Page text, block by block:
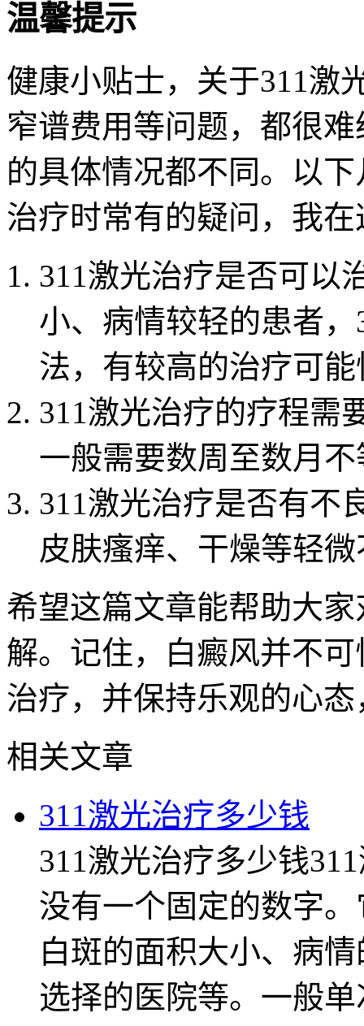
温馨提示
健康小贴士，关于311激
窄谱费用等问题，都很
的具体情况都不同。以
治疗时常有的疑问，我
311激光治疗是否可以
小、病情较轻的患者
法，有较高的治疗可能
311激光治疗的疗程需
一般需要数周至数月不
311激光治疗是否有不
皮肤瘙痒、干燥等轻
希望这篇文章能帮助大
解。记住，白癜风并不
治疗，并保持乐观的心
相关文章
311激光治疗多少钱
311激光治疗多少钱
没有一个固定的数字
白斑的面积大小、病
选择的医院等。一般